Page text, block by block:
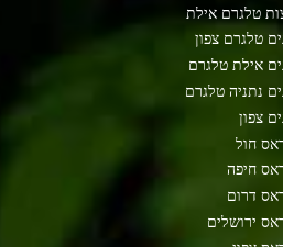
טלגרם אילת
טלגרם צפון
אילת טלגרם
נתניה טלגרם
צפון
חול
חיפה
דרום
ירושלים